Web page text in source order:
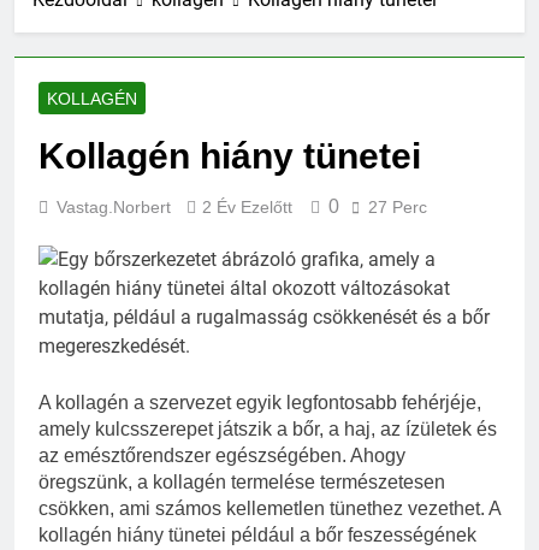
KOLLAGÉN
Kollagén hiány tünetei
Vastag.norbert 2 Év Ezelőtt 0 27 Perc
A kollagén a szervezet egyik legfontosabb fehérjéje,
amely kulcsszerepet játszik a bőr, a haj, az ízületek és
az emésztőrendszer egészségében. Ahogy
öregszünk, a kollagén termelése természetesen
csökken, ami számos kellemetlen tünethez vezethet. A
kollagén hiány tünetei például a bőr feszességének